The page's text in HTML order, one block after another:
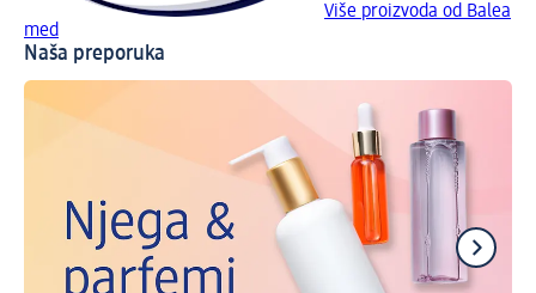
Više proizvoda od Balea
med
Naša preporuka